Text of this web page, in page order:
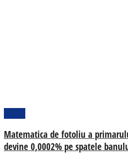
Matematica de fotoliu a
devine 0,0002% pe spatele